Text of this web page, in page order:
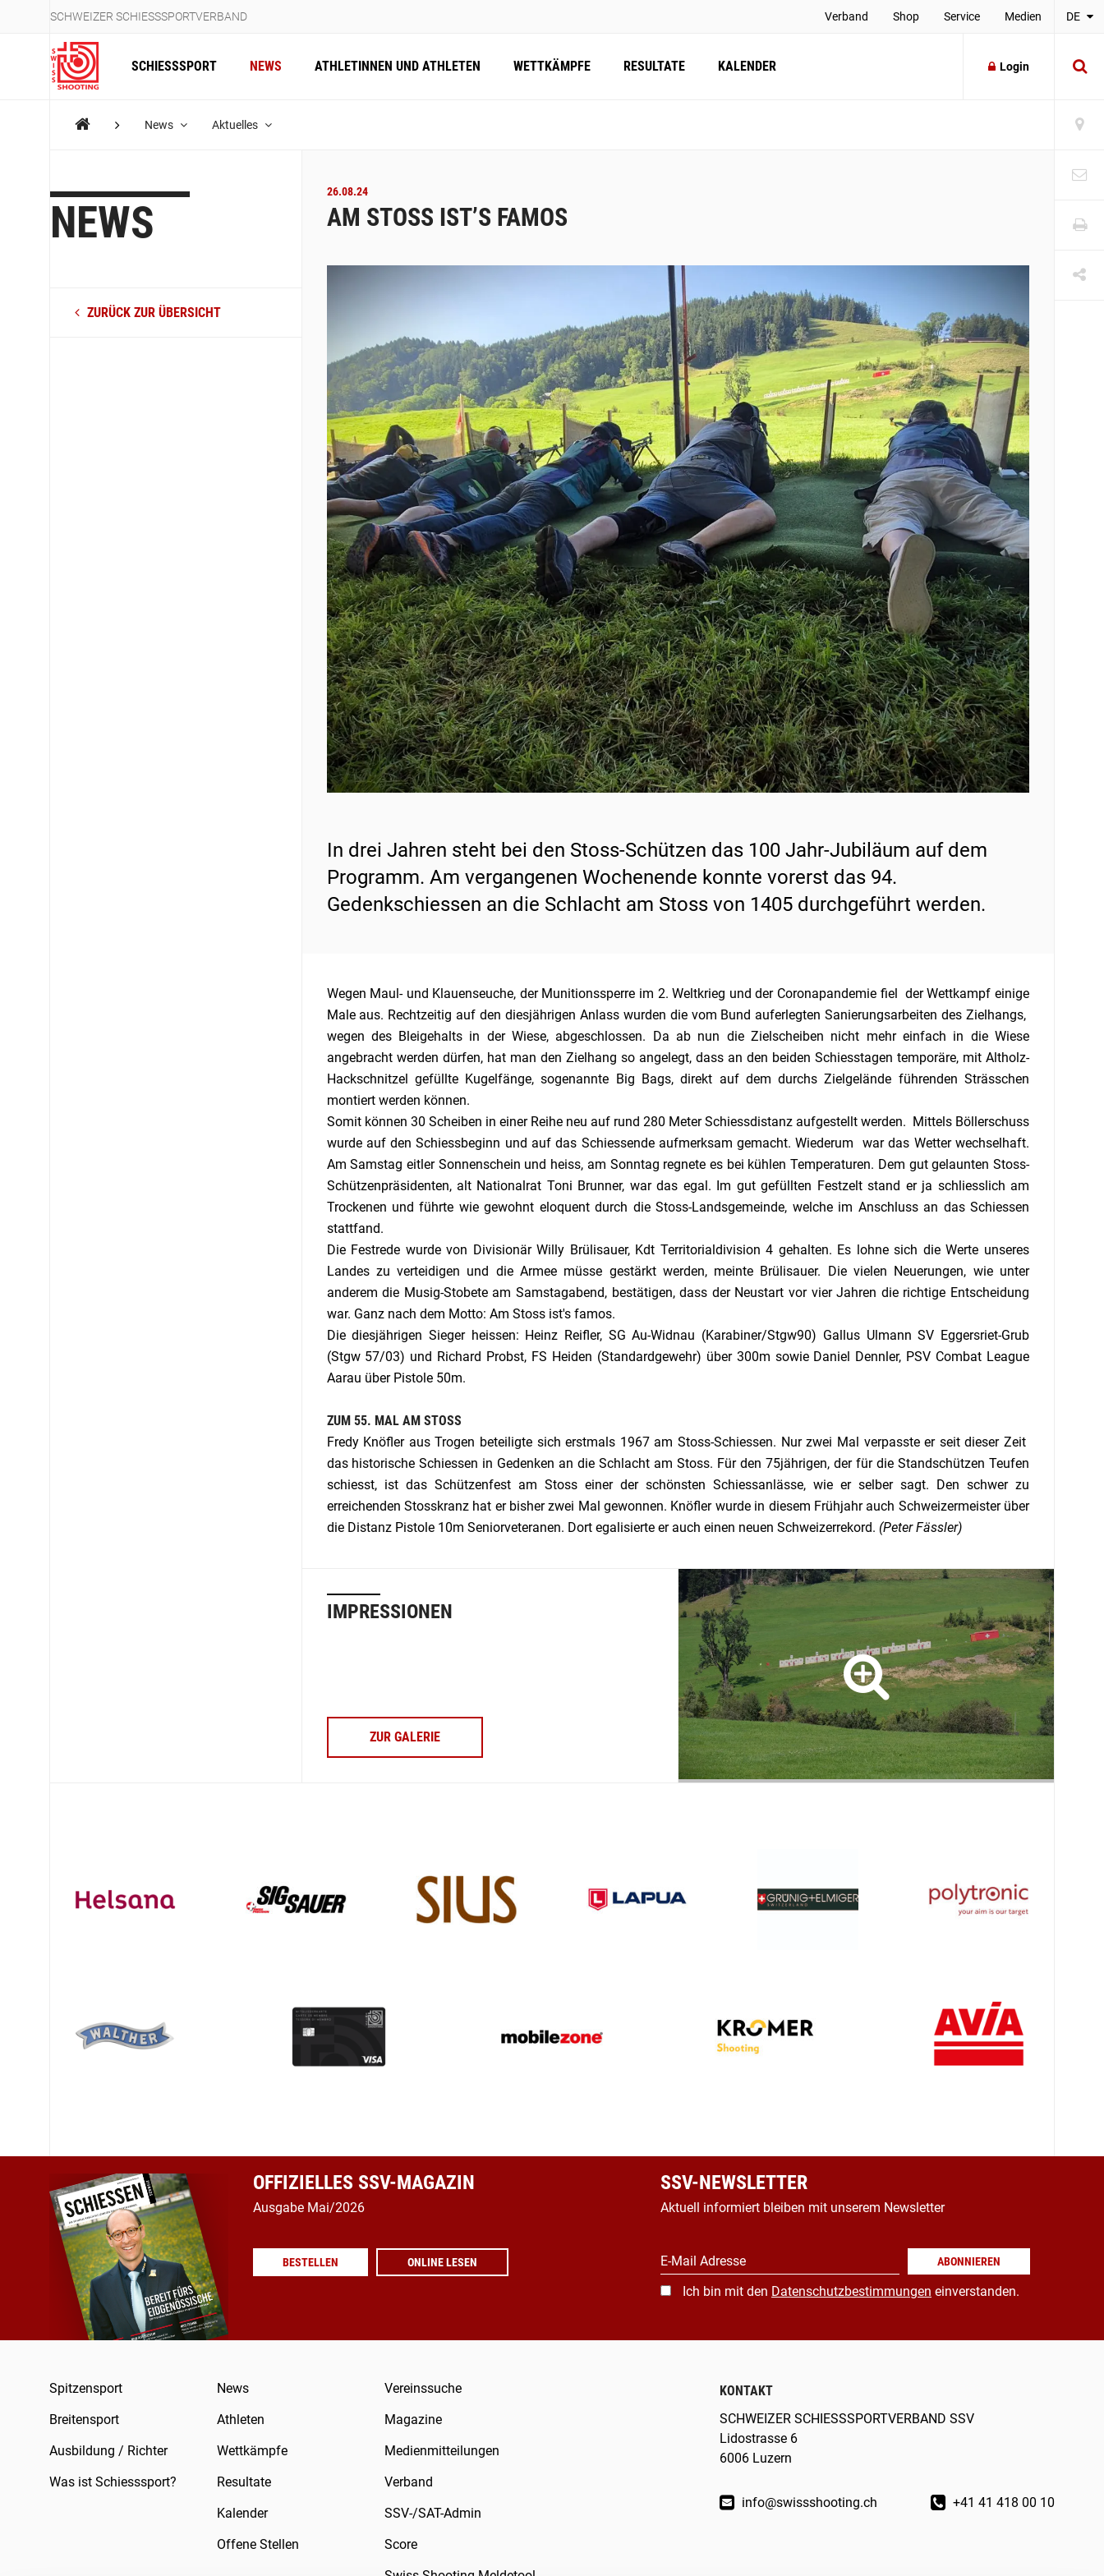
SCHWEIZER SCHIESSSPORTVERBAND Verband Shop Service Medien DE
SCHIESSSPORT NEWS ATHLETINNEN UND ATHLETEN WETTKÄMPFE RESULTATE KALENDER Login
News Aktuelles
NEWS
ZURÜCK ZUR ÜBERSICHT
26.08.24
AM STOSS IST’S FAMOS
In drei Jahren steht bei den Stoss-Schützen das 100 Jahr-Jubiläum auf dem
Programm. Am vergangenen Wochenende konnte vorerst das 94.
Gedenkschiessen an die Schlacht am Stoss von 1405 durchgeführt werden.
Wegen Maul- und Klauenseuche, der Munitionssperre im 2. Weltkrieg und der Coronapandemie fiel der Wettkampf einige
Male aus. Rechtzeitig auf den diesjährigen Anlass wurden die vom Bund auferlegten Sanierungsarbeiten des Zielhangs,
wegen des Bleigehalts in der Wiese, abgeschlossen. Da ab nun die Zielscheiben nicht mehr einfach in die Wiese
angebracht werden dürfen, hat man den Zielhang so angelegt, dass an den beiden Schiesstagen temporäre, mit Altholz-
Hackschnitzel gefüllte Kugelfänge, sogenannte Big Bags, direkt auf dem durchs Zielgelände führenden Strässchen
montiert werden können.
Somit können 30 Scheiben in einer Reihe neu auf rund 280 Meter Schiessdistanz aufgestellt werden. Mittels Böllerschuss
wurde auf den Schiessbeginn und auf das Schiessende aufmerksam gemacht. Wiederum war das Wetter wechselhaft.
Am Samstag eitler Sonnenschein und heiss, am Sonntag regnete es bei kühlen Temperaturen. Dem gut gelaunten Stoss-
Schützenpräsidenten, alt Nationalrat Toni Brunner, war das egal. Im gut gefüllten Festzelt stand er ja schliesslich am
Trockenen und führte wie gewohnt eloquent durch die Stoss-Landsgemeinde, welche im Anschluss an das Schiessen
stattfand.
Die Festrede wurde von Divisionär Willy Brülisauer, Kdt Territorialdivision 4 gehalten. Es lohne sich die Werte unseres
Landes zu verteidigen und die Armee müsse gestärkt werden, meinte Brülisauer. Die vielen Neuerungen, wie unter
anderem die Musig-Stobete am Samstagabend, bestätigen, dass der Neustart vor vier Jahren die richtige Entscheidung
war. Ganz nach dem Motto: Am Stoss ist's famos.
Die diesjährigen Sieger heissen: Heinz Reifler, SG Au-Widnau (Karabiner/Stgw90) Gallus Ulmann SV Eggersriet-Grub
(Stgw 57/03) und Richard Probst, FS Heiden (Standardgewehr) über 300m sowie Daniel Dennler, PSV Combat League
Aarau über Pistole 50m.
ZUM 55. MAL AM STOSS
Fredy Knöfler aus Trogen beteiligte sich erstmals 1967 am Stoss-Schiessen. Nur zwei Mal verpasste er seit dieser Zeit
das historische Schiessen in Gedenken an die Schlacht am Stoss. Für den 75jährigen, der für die Standschützen Teufen
schiesst, ist das Schützenfest am Stoss einer der schönsten Schiessanlässe, wie er selber sagt. Den schwer zu
erreichenden Stosskranz hat er bisher zwei Mal gewonnen. Knöfler wurde in diesem Frühjahr auch Schweizermeister über
die Distanz Pistole 10m Seniorveteranen. Dort egalisierte er auch einen neuen Schweizerrekord. (Peter Fässler)
IMPRESSIONEN
ZUR GALERIE
OFFIZIELLES SSV-MAGAZIN
Ausgabe Mai/2026
BESTELLEN ONLINE LESEN
SSV-NEWSLETTER
Aktuell informiert bleiben mit unserem Newsletter
E-Mail Adresse ABONNIEREN
Ich bin mit den Datenschutzbestimmungen einverstanden.
Spitzensport
Breitensport
Ausbildung / Richter
Was ist Schiesssport?
News
Athleten
Wettkämpfe
Resultate
Kalender
Offene Stellen
Vereinssuche
Magazine
Medienmitteilungen
Verband
SSV-/SAT-Admin
Score
KONTAKT
SCHWEIZER SCHIESSSPORTVERBAND SSV
Lidostrasse 6
6006 Luzern
info@swissshooting.ch +41 41 418 00 10